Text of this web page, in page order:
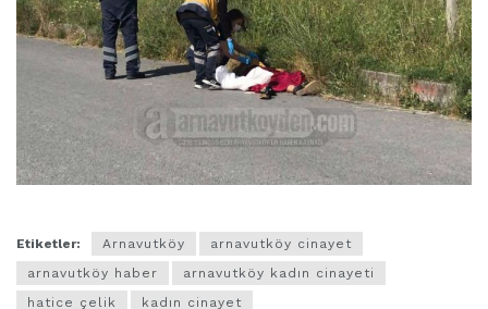
Etiketler: Arnavutköy
arnavutköy cinayet
arnavutköy haber
arnavutköy kadın cinayeti
hatice çelik
kadın cinayet